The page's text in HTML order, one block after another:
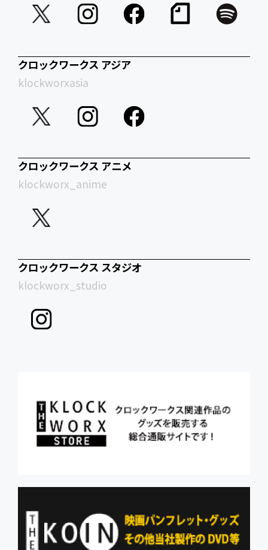
クロックワークス アジア
klockworxasia
クロックワークス アニメ
klockworx_anime
クロックワークス スタジオ
klockworx_studio